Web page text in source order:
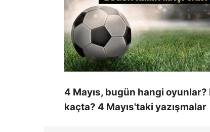
4 Mayıs, bugün hangi
kaçta? 4 Mayıs'taki yazışmalar